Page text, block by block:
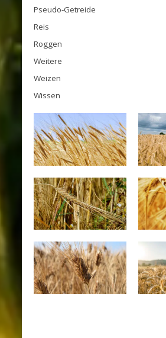
Pseudo-Getreide
Reis
Roggen
Weitere
Weizen
Wissen